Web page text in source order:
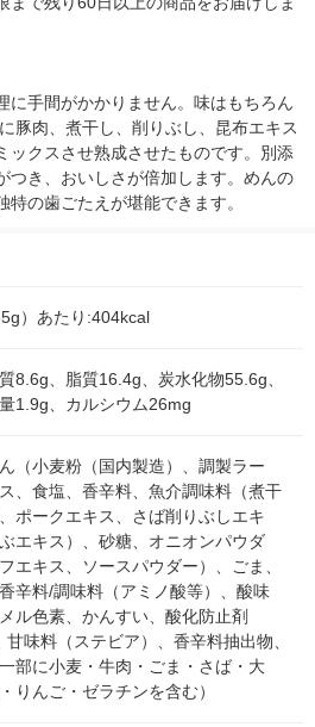
に手間がかかりません。味はもちろん
豚肉、煮干し、削りぶし、昆布エキス
ックスさせ熟成させたものです。別添
つき、おいしさが倍加します。めんの
の歯ごたえが堪能できます。
）あたり:404kcal
8.6g、脂質16.4g、炭水化物55.6g、
1.9g、カルシウム26mg
（小麦粉（国内製造）、調製ラー
、食塩、香辛料、魚介調味料（煮干
ポークエキス、さば削りぶしエキ
エキス）、砂糖、オニオンパウダ
エキス、ソースパウダー）、ごま、
辛料/調味料（アミノ酸等）、酸味
ル色素、かんすい、酸化防止剤
甘味料（ステビア）、香辛料抽出物、
部に小麦・牛肉・ごま・さば・大
りんご・ゼラチンを含む）